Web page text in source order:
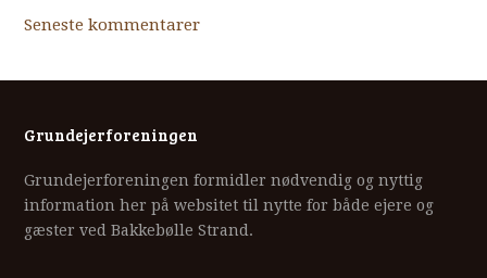
Seneste kommentarer
Grundejerforeningen
Grundejerforeningen formidler nødvendig og nyttig
information her på websitet til nytte for både ejere og
gæster ved Bakkebølle Strand.